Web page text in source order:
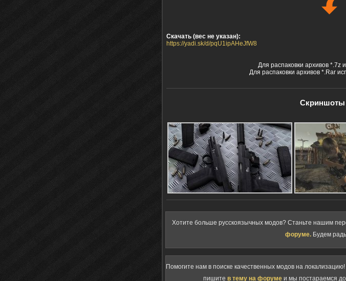
Скачать (вес не указан):
https://yadi.sk/d/pqU1ipAHeJfW8
Для распаковки архивов *.7z
Для распаковки архивов *.Rar
Скриншоты
Хотите больше русскоязычных модов? Станьте нашим
форуме. Будем
Помогите нам в поиске качественных модов на
пишите в тему на форуме и мы постараемся